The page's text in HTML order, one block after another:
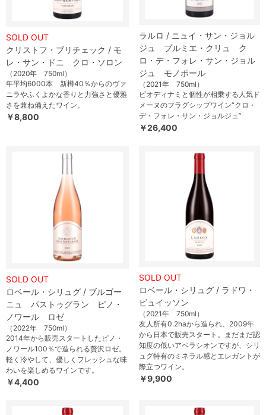
SOLD OUT
クリストフ・ブリチェック / モ
レ・サン・ドニ クロ・ソロン
（2020年 750ml）
年平均6000本 新樽40％からのヴァ
ニラやふくよかな香りと力強さと優雅
さを兼ね備えたワイン。
￥8,800
ラルロ / ニュイ・サン・ジョル
ジュ プルミエ・クリュ ク
ロ・デ・フォレ・サン・ジョル
ジュ モノポール
（2021年 750ml）
ビオディナミと個性が相乗する人気ド
メーヌのフラグシップワイン“クロ・
デ・フォレ・サン・ジョルジュ”
￥26,400
SOLD OUT
ロベール・シリュグ / ブルゴー
ニュ パストゥグラン ピノ・
ノワール ロゼ
（2022年 750ml）
2014年から販売スタートしたピノ・
ノワール100％で造られる贅沢ロゼ。
軽く冷やして、優しくフレッシュな味
わいを楽しめるワインです。
￥4,400
SOLD OUT
ロベール・シリュグ / ラドワ・
ビュイッソン
（2021年 750ml）
友人所有0.2haから造られ、2009年
から日本で販売スタート。まだまだ認
知度の低いアペラシオンですが、シリ
ュグ特有のミネラル感とエレガントが
際立つワイン。
￥9,900